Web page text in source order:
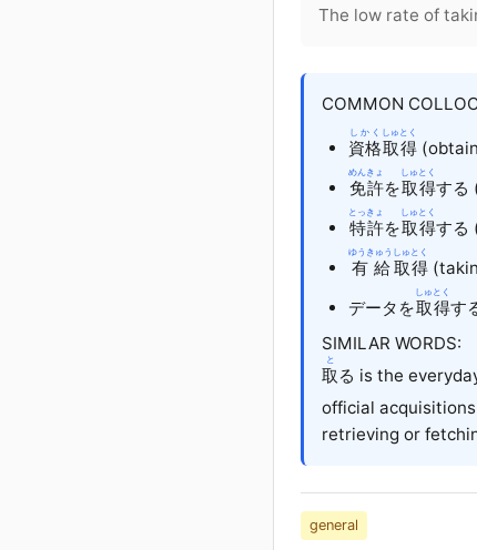
The low rate of
COMMON
資格
しかく
取得
しゅとく
免許
めんきょ
を取得
しゅとく
する
特許
とっきょ
を取得
しゅとく
する
有給
ゆうきゅう
取得
しゅとく
データを取得
しゅとく
す
SIMILAR WORDS:
取
と
る is the
official
retrieving or
general